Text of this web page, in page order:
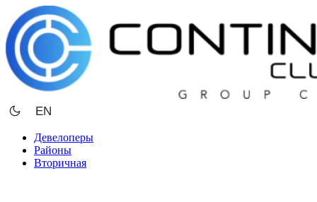
Перейти
содержимому
EN
Девелоперы
Районы
Вторичная